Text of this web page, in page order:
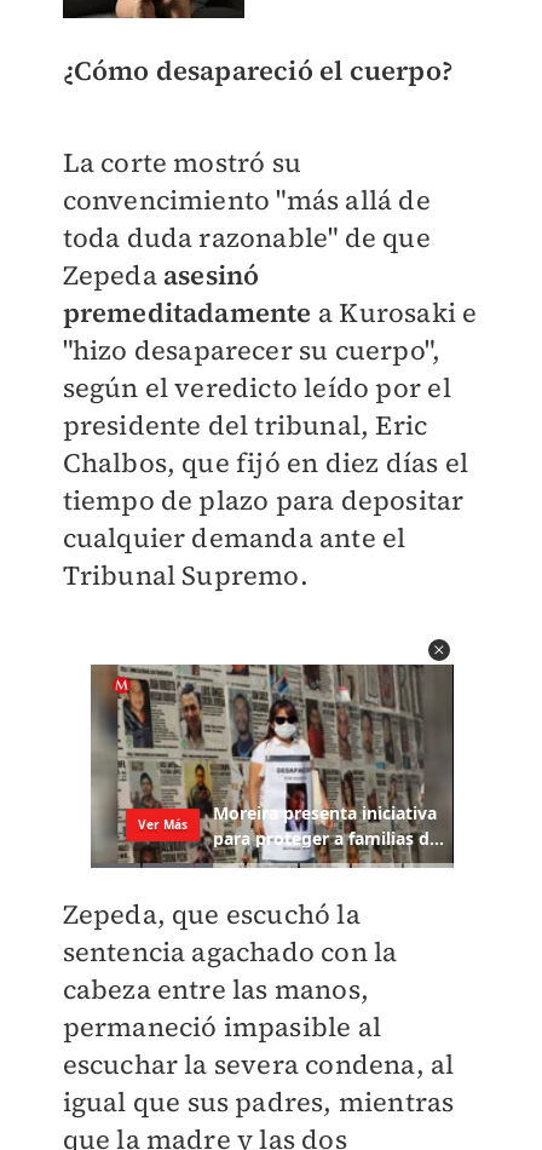
¿Cómo desapareció el cuerpo?
La corte mostró su
convencimiento "más allá de
toda duda razonable" de que
Zepeda asesinó
premeditadamente a Kurosaki e
"hizo desaparecer su cuerpo",
según el veredicto leído por el
presidente del tribunal, Eric
Chalbos, que fijó en diez días el
tiempo de plazo para depositar
cualquier demanda ante el
Tribunal Supremo.
Zepeda, que escuchó la
sentencia agachado con la
cabeza entre las manos,
permaneció impasible al
escuchar la severa condena, al
igual que sus padres, mientras
que la madre y las dos